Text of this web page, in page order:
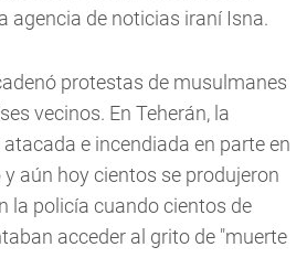
agencia de noticias iraní Isna.
protestas de musulmanes
vecinos. En Teherán, la
e incendiada en parte en
y aún hoy cientos se produjeron
la policía cuando cientos de
acceder al grito de "muerte